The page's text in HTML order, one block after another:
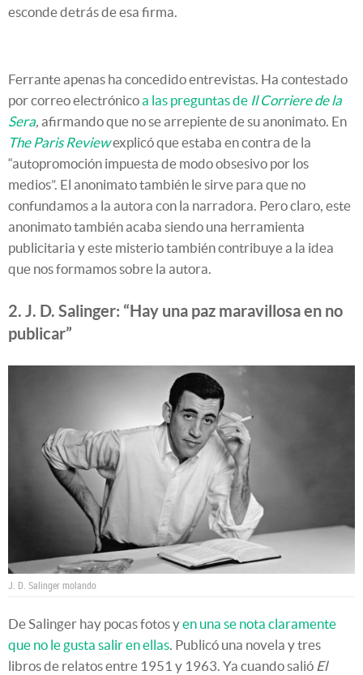
esconde detrás de esa firma.
Ferrante apenas ha concedido entrevistas. Ha contestado
por correo electrónicoa las preguntas de Il Corriere de la
Sera, afirmando que no se arrepiente de su anonimato. En
The Paris Reviewexplicó que estaba en contra de la
“autopromoción impuesta de modo obsesivo por los
medios”. El anonimato también le sirve para que no
confundamos a la autora con la narradora. Pero claro, este
anonimato también acaba siendo una herramienta
publicitaria y este misterio también contribuye a la idea
que nos formamos sobre la autora.
2. J. D. Salinger: “Hay una paz maravillosa en no
publicar”
J. D. Salinger molando
De Salinger hay pocas fotos yen una se nota claramente
que no le gusta salir en ellas. Publicó una novela y tres
libros de relatos entre 1951 y 1963. Ya cuando salió El